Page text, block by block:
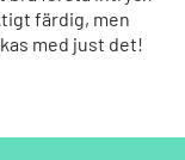
färdig, men
med just det!